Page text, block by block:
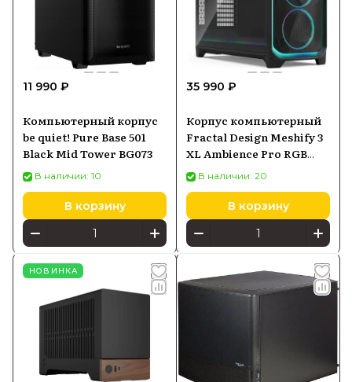
11 990 ₽
Компьютерный корпус
be quiet! Pure Base 501
Black Mid Tower BG073
В наличии: 10
В корзину
35 990 ₽
Корпус компьютерный
Fractal Design Meshify 3
XL Ambience Pro RGB
Black TG Light Tint (FD-
CMES3-X03)
В наличии: 20
В корзину
НОВИНКА